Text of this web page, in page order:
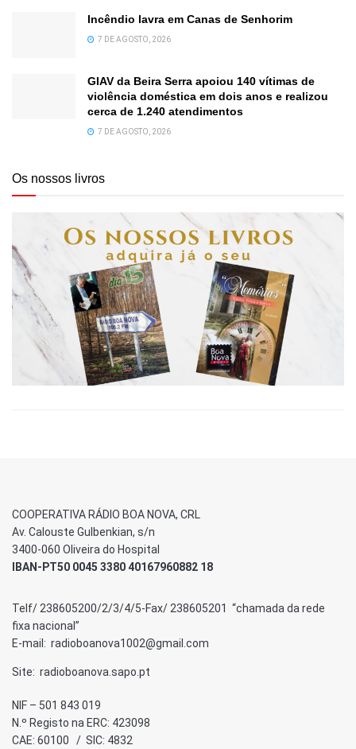
Incêndio lavra em Canas de Senhorim
7 DE AGOSTO, 2026
GIAV da Beira Serra apoiou 140 vítimas de
violência doméstica em dois anos e realizou
cerca de 1.240 atendimentos
7 DE AGOSTO, 2026
Os nossos livros
COOPERATIVA RÁDIO BOA NOVA, CRL
Av. Calouste Gulbenkian, s/n
3400-060 Oliveira do Hospital
IBAN-PT50 0045 3380 40167960882 18
Telf/ 238605200/2/3/4/5-Fax/ 238605201 “chamada da rede
fixa nacional”
E-mail: radioboanova1002@gmail.com
Site: radioboanova.sapo.pt
NIF – 501 843 019
N.º Registo na ERC: 423098
CAE: 60100 / SIC: 4832